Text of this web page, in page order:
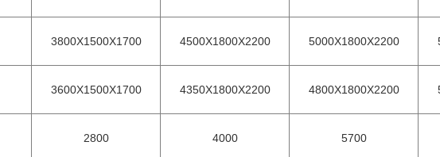
3800X1500X1700 4500X1800X2200 5000X1800X2200
3600X1500X1700 4350X1800X2200 4800X1800X2200
2800 4000 5700